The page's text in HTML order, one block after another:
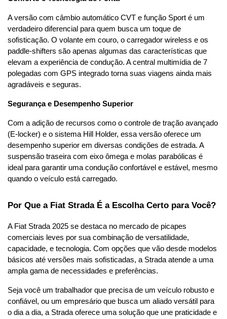
A versão com câmbio automático CVT e função Sport é um
verdadeiro diferencial para quem busca um toque de
sofisticação. O volante em couro, o carregador wireless e os
paddle-shifters são apenas algumas das características que
elevam a experiência de condução. A central multimídia de 7
polegadas com GPS integrado torna suas viagens ainda mais
agradáveis e seguras.
Segurança e Desempenho Superior
Com a adição de recursos como o controle de tração avançado
(E-locker) e o sistema Hill Holder, essa versão oferece um
desempenho superior em diversas condições de estrada. A
suspensão traseira com eixo ômega e molas parabólicas é
ideal para garantir uma condução confortável e estável, mesmo
quando o veículo está carregado.
Por Que a Fiat Strada É a Escolha Certo para Você?
A Fiat Strada 2025 se destaca no mercado de picapes
comerciais leves por sua combinação de versatilidade,
capacidade, e tecnologia. Com opções que vão desde modelos
básicos até versões mais sofisticadas, a Strada atende a uma
ampla gama de necessidades e preferências.
Seja você um trabalhador que precisa de um veículo robusto e
confiável, ou um empresário que busca um aliado versátil para
o dia a dia, a Strada oferece uma solução que une praticidade e